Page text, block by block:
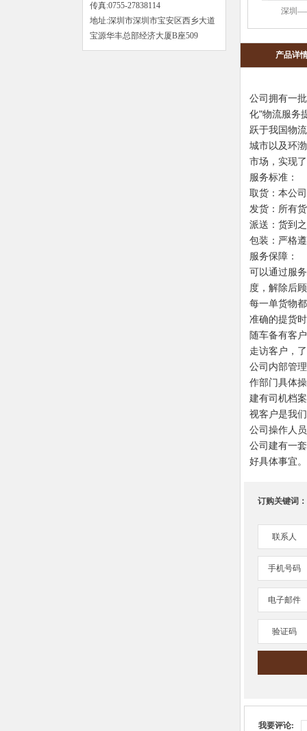
传真:0755-27838114
地址:深圳市深圳市宝安区西乡大道
宝源华丰总部经济大厦B座509
深圳
产品详
公司拥有一
化"物流服务
跃于我国物
城市以及环
市场，实现
服务标准：
取货：本公
发货：所有
派送：货到
包装：严格
服务保障：
可以通过服
度，解除后
每一单货物
准确的提货
随车备有客
走访客户，
公司内部管
作部门具体
建有司机档
视客户是我
公司操作人
公司建有一
好具体事宜
订购关键词：
联系人
手机号码
电子邮件
验证码
我要评论: